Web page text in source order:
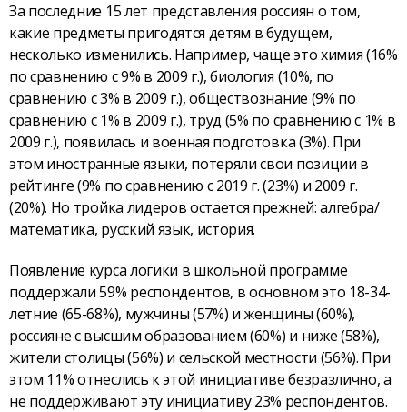
За последние 15 лет представления россиян о том,
какие предметы пригодятся детям в будущем,
несколько изменились. Например, чаще это химия (16%
по сравнению с 9% в 2009 г.), биология (10%, по
сравнению с 3% в 2009 г.), обществознание (9% по
сравнению с 1% в 2009 г.), труд (5% по сравнению с 1% в
2009 г.), появилась и военная подготовка (3%). При
этом иностранные языки, потеряли свои позиции в
рейтинге (9% по сравнению с 2019 г. (23%) и 2009 г.
(20%). Но тройка лидеров остается прежней: алгебра/
математика, русский язык, история.
Появление курса логики в школьной программе
поддержали 59% респондентов, в основном это 18-34-
летние (65-68%), мужчины (57%) и женщины (60%),
россияне с высшим образованием (60%) и ниже (58%),
жители столицы (56%) и сельской местности (56%). При
этом 11% отнеслись к этой инициативе безразлично, а
не поддерживают эту инициативу 23% респондентов.